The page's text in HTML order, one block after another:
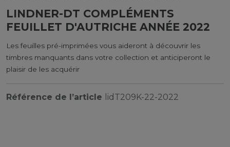
LINDNER-DT COMPLÉMENTS
FEUILLET D'AUTRICHE ANNÉE 2022
Les feuilles pré-imprimées vous aideront à découvrir les
timbres manquants dans votre collection et anticiperont le
plaisir de les acquérir
Référence de l’article lidT209K-22-2022